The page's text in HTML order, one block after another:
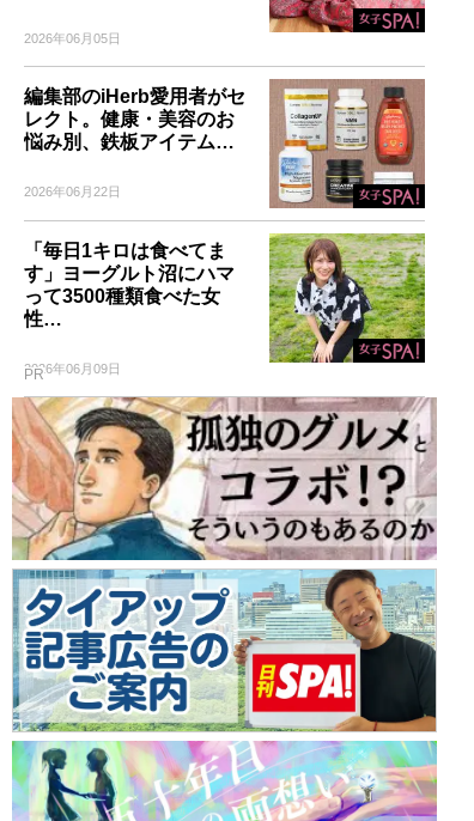
2026年06月05日
編集部のiHerb愛用者がセ
レクト。健康・美容のお
悩み別、鉄板アイテム…
2026年06月22日
「毎日1キロは食べてま
す」ヨーグルト沼にハマ
って3500種類食べた女
性…
2026年06月09日
PR